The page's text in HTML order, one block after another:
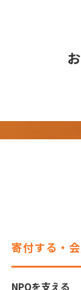
寄付する・
NPOを支える